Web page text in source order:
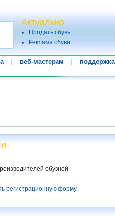
Актуально
Продать обувь
Реклама обуви
веб-мастерам поддержка
обувной
регистрационную форму.